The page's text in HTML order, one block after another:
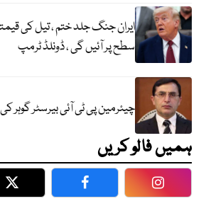
ایران جنگ جلد ختم ، تیل کی
سطح پر آئیں گی ، ڈونلڈ ٹرمپ
چیئرمین پی ٹی آئی بیرسٹر گوہر
ہمیں فالو کریں
Twitter Facebook